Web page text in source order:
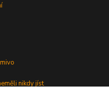
nikdy jíst